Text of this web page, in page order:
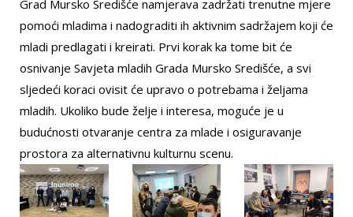
Grad Mursko Središće namjerava zadržati trenutne mjere
pomoći mladima i nadograditi ih aktivnim sadržajem koji će
mladi predlagati i kreirati. Prvi korak ka tome bit će
osnivanje Savjeta mladih Grada Mursko Središće, a svi
sljedeći koraci ovisit će upravo o potrebama i željama
mladih. Ukoliko bude želje i interesa, moguće je u
budućnosti otvaranje centra za mlade i osiguravanje
prostora za alternativnu kulturnu scenu.